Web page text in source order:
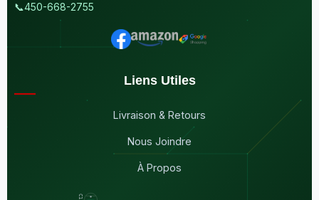
📞450-668-2755
Liens Utiles
Livraison & Retours
Nous Joindre
À Propos